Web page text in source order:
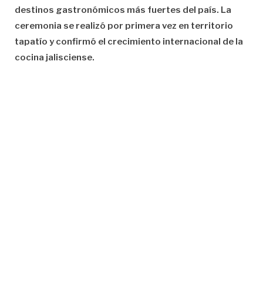
destinos gastronómicos más fuertes del país. La
ceremonia se realizó por primera vez en territorio
tapatío y confirmó el crecimiento internacional de la
cocina jalisciense.